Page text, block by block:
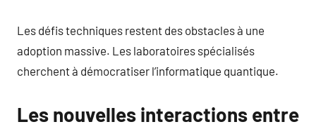
Les défis techniques restent des obstacles à une
adoption massive. Les laboratoires spécialisés
cherchent à démocratiser l’informatique quantique.
Les nouvelles interactions entre